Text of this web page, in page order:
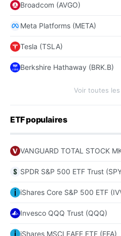
Broadcom (AVGO)
Meta Platforms (META)
Tesla (TSLA)
Berkshire Hathaway (BRK.B)
Voir toutes
ETF populaires
VANGUARD TOTAL STOCK
SPDR S&P 500 ETF Trust
iShares Core S&P 500 ETF
Invesco QQQ Trust (QQQ)
iShares MSCI EAFE ETF (EFA)